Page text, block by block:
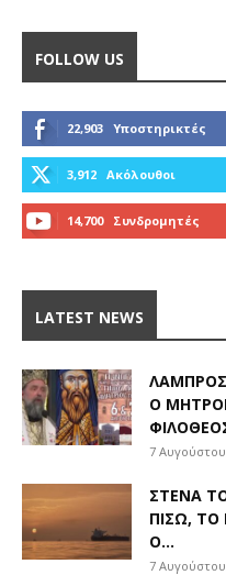
FOLLOW US
22,903 Υποστηρικτές
3,912 Ακόλουθοι
14,700 Συνδρομητές
LATEST NEWS
Ο
7
ΣΤΕΝΆ
ΠΊΣΩ, ΤΟ
Ο...
7